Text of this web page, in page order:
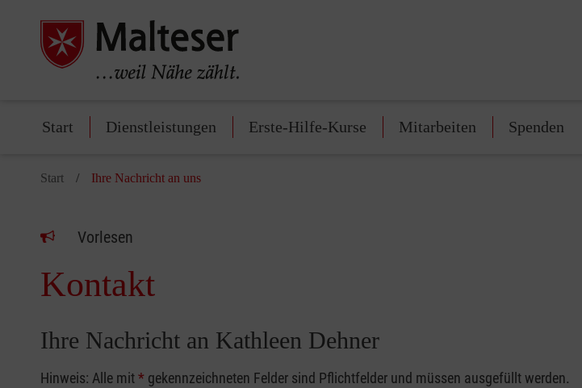
Start Dienstleistungen Erste-Hilfe-Kurse Mitarbeiten Spenden
Start Ihre Nachricht an uns
Vorlesen
Kontakt
Ihre Nachricht an Kathleen Dehner
Hinweis: Alle mit* gekennzeichneten Felder sind Pflichtfelder und müssen ausgefüllt werden.